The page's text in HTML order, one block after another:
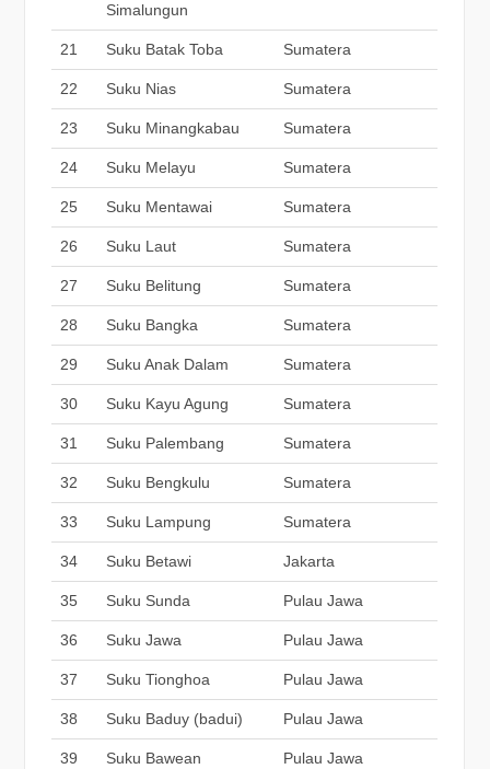
Simalungun
21 Suku Batak Toba Sumatera
22 Suku Nias Sumatera
23 Suku Minangkabau Sumatera
24 Suku Melayu Sumatera
25 Suku Mentawai Sumatera
26 Suku Laut Sumatera
27 Suku Belitung Sumatera
28 Suku Bangka Sumatera
29 Suku Anak Dalam Sumatera
30 Suku Kayu Agung Sumatera
31 Suku Palembang Sumatera
32 Suku Bengkulu Sumatera
33 Suku Lampung Sumatera
34 Suku Betawi Jakarta
35 Suku Sunda Pulau Jawa
36 Suku Jawa Pulau Jawa
37 Suku Tionghoa Pulau Jawa
38 Suku Baduy (badui) Pulau Jawa
39 Suku Bawean Pulau Jawa